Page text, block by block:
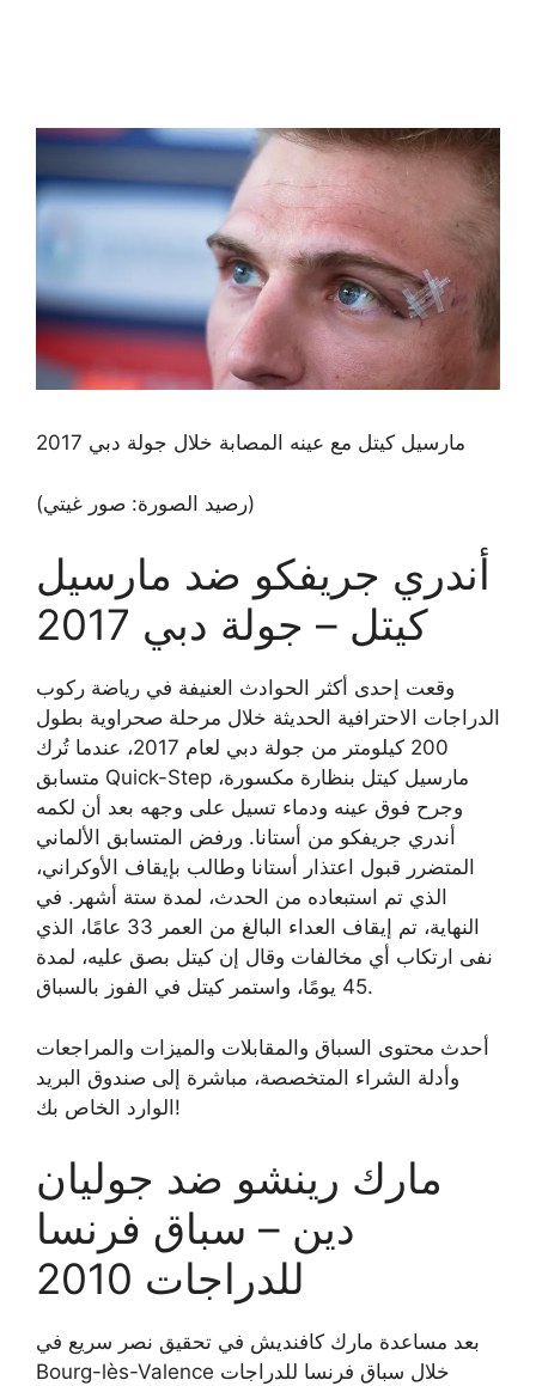
مارسيل كيتل مع عينه المصابة خلال جولة دبي 2017
(رصيد الصورة: صور غيتي)
أندري جريفكو ضد مارسيل
كيتل – جولة دبي 2017
وقعت إحدى أكثر الحوادث العنيفة في رياضة ركوب
الدراجات الاحترافية الحديثة خلال مرحلة صحراوية بطول
200 كيلومتر من جولة دبي لعام 2017، عندما تُرك
متسابق Quick-Step مارسيل كيتل بنظارة مكسورة،
وجرح فوق عينه ودماء تسيل على وجهه بعد أن لكمه
أندري جريفكو من أستانا. ورفض المتسابق الألماني
المتضرر قبول اعتذار أستانا وطالب بإيقاف الأوكراني،
الذي تم استبعاده من الحدث، لمدة ستة أشهر. في
النهاية، تم إيقاف العداء البالغ من العمر 33 عامًا، الذي
نفى ارتكاب أي مخالفات وقال إن كيتل بصق عليه، لمدة
45 يومًا، واستمر كيتل في الفوز بالسباق.
أحدث محتوى السباق والمقابلات والميزات والمراجعات
وأدلة الشراء المتخصصة، مباشرة إلى صندوق البريد
الوارد الخاص بك!
مارك رينشو ضد جوليان
دين – سباق فرنسا
للدراجات 2010
بعد مساعدة مارك كافنديش في تحقيق نصر سريع في
Bourg-lès-Valence خلال سباق فرنسا للدراجات